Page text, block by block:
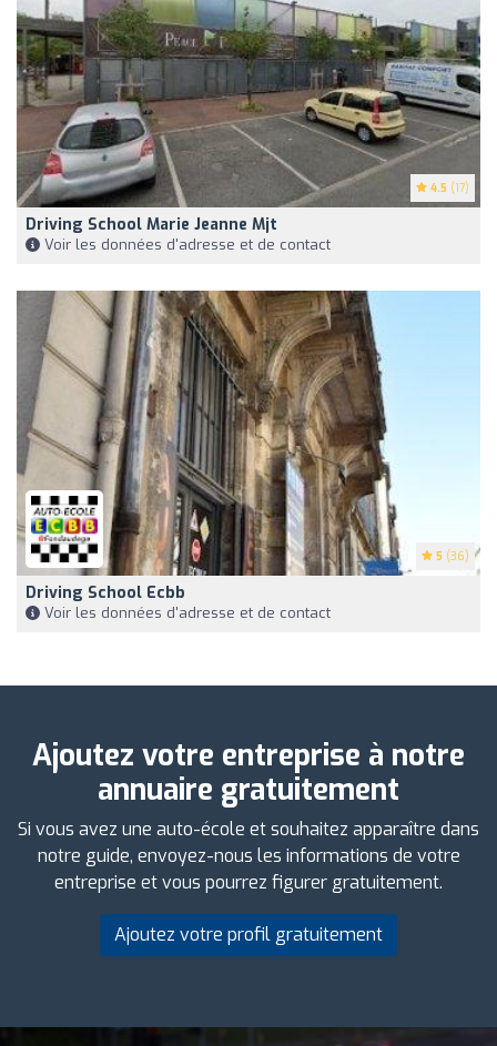
4.5 (17)
Driving School Marie Jeanne Mjt
Voir les données d'adresse et de contact
5 (36)
Driving School Ecbb
Voir les données d'adresse et de contact
Ajoutez votre entreprise à notre
annuaire gratuitement
Si vous avez une auto-école et souhaitez apparaître dans
notre guide, envoyez-nous les informations de votre
entreprise et vous pourrez figurer gratuitement.
Ajoutez votre profil gratuitement